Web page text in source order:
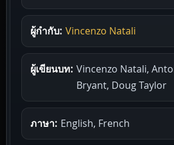
ผู้กำกับ: Vincenzo Natali
ผู้เขียนบท: Vincenzo Natali,
Bryant, Doug Taylor
ภาษา: English, French